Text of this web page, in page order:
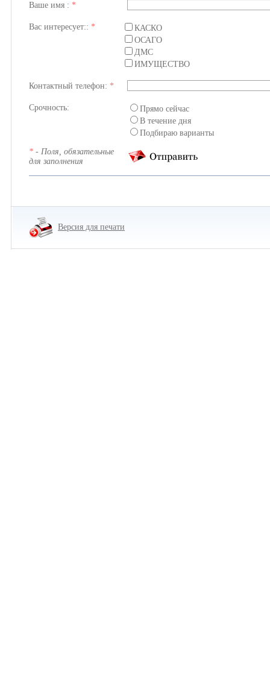
Ваше имя : *
Вас интересует:: *
КАСКО
ОСАГО
ДМС
ИМУЩЕСТВО
Контактный телефон: *
Срочность:
Прямо сейчас
В течение дня
Подбираю варианты
* - Поля, обязательные
для заполнения
Версия для печати